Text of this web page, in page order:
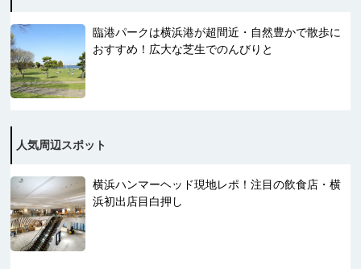
臨港パークは横浜港が超間近・自然豊かで散歩に
おすすめ！広大な芝生でのんびりと
人気周辺スポット
横浜ハンマーヘッド現地レポ！注目の飲食店・横
浜初出店目白押し